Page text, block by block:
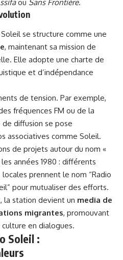
ou Sans Frontière.
se structure comme une
, maintenant sa mission de
Elle adopte une charte de
et d’indépendance
de tension. Par exemple,
fréquences FM ou de la
diffusion se pose
associatives comme Soleil.
de projets autour du nom «
années 1980 : différents
prennent le nom “Radio
pour mutualiser des efforts.
la station devient un media de
migrantes, promouvant
en dialogues.
Soleil :